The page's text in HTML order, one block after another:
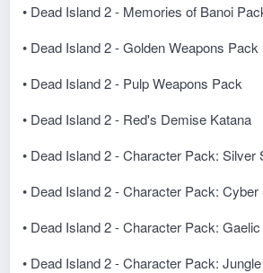
• Dead Island 2 - Memories of Banoi
• Dead Island 2 - Golden Weapons Pack
• Dead Island 2 - Pulp Weapons Pack
• Dead Island 2 - Red's Demise Katana
• Dead Island 2 - Character Pack: Silver
• Dead Island 2 - Character Pack:
• Dead Island 2 - Character Pack:
• Dead Island 2 - Character Pack: